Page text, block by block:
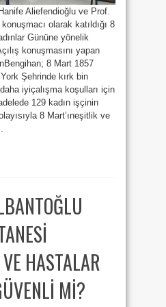
Aliefendioğlu ve Prof.
olarak katıldığı 8
Gününe yönelik
konuşmasını yapan
8 Mart 1857
Şehrinde kırk bin
iyiçalışma koşulları için
129 kadın işçinin
8 Mart’ıneşitlik ve
HASTALAR
Mİ?